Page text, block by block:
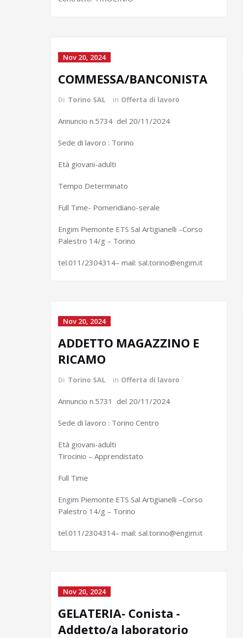
Nov 20, 2024
COMMESSA/BANCONISTA
Di Torino SAL in Offerta di lavoro
Annuncio n.5734 del 20/11/2024
Sede di lavoro : Torino
Età giovani-adulti
Tempo Determinato
Full Time- Pomeridiano-serale
Engim Piemonte ETS Sal Artigianelli –Corso
Palestro 14/g – Torino
tel.011/2304314– mail: sal.torino@engim.it
Nov 20, 2024
ADDETTO MAGAZZINO E
RICAMO
Di Torino SAL in Offerta di lavoro
Annuncio n.5731 del 20/11/2024
Sede di lavoro : Torino Centro
Età giovani-adulti
Tirocinio – Apprendistato
Full Time
Engim Piemonte ETS Sal Artigianelli –Corso
Palestro 14/g – Torino
tel.011/2304314– mail: sal.torino@engim.it
Nov 20, 2024
GELATERIA- Conista -
Addetto/a laboratorio